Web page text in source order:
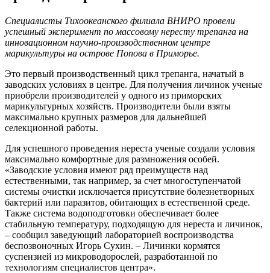
Специалисты Тихоокеанского филиала ВНИРО провели
успешный эксперимент по массовому нересту трепанга на
инновационном научно-производственном центре
марикультуры на острове Попова в Приморье.
Это первый производственный цикл трепанга, начатый в
заводских условиях в центре. Для получения личинок ученые
приобрели производителей у одного из приморских
марикультурных хозяйств. Производители были взяты
максимально крупных размеров для дальнейшей
селекционной работы.
Для успешного проведения нереста ученые создали условия
максимально комфортные для размножения особей.
«Заводские условия имеют ряд преимуществ над
естественными, так например, за счет многоступенчатой
системы очистки исключается присутствие болезнетворных
бактерий или паразитов, обитающих в естественной среде.
Также система водоподготовки обеспечивает более
стабильную температуру, подходящую для нереста и личинок,
– сообщил заведующий лабораторией воспроизводства
беспозвоночных Игорь Сухин. – Личинки кормятся
суспензией из микроводорослей, разработанной по
технологиям специалистов центра».